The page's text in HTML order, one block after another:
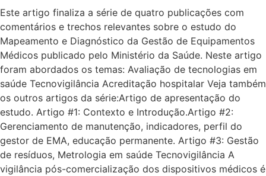
Este artigo finaliza a série de quatro publicações com
comentários e trechos relevantes sobre o estudo do
Mapeamento e Diagnóstico da Gestão de Equipamentos
Médicos publicado pelo Ministério da Saúde. Neste artigo
foram abordados os temas: Avaliação de tecnologias em
saúde Tecnovigilância Acreditação hospitalar Veja também
os outros artigos da série:Artigo de apresentação do
estudo. Artigo #1: Contexto e Introdução.Artigo #2:
Gerenciamento de manutenção, indicadores, perfil do
gestor de EMA, educação permanente. Artigo #3: Gestão
de resíduos, Metrologia em saúde Tecnovigilância A
vigilância pós-comercialização dos dispositivos médicos é